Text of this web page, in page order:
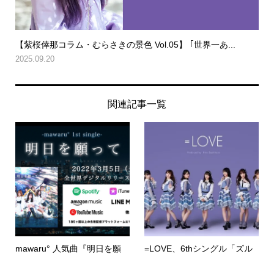
【紫桜倖那コラム・むらさきの景色 Vol.05】 ｢世界一あ...
2025.09.20
関連記事一覧
mawaru° 人気曲『明日を願
=LOVE、6thシングル「ズル